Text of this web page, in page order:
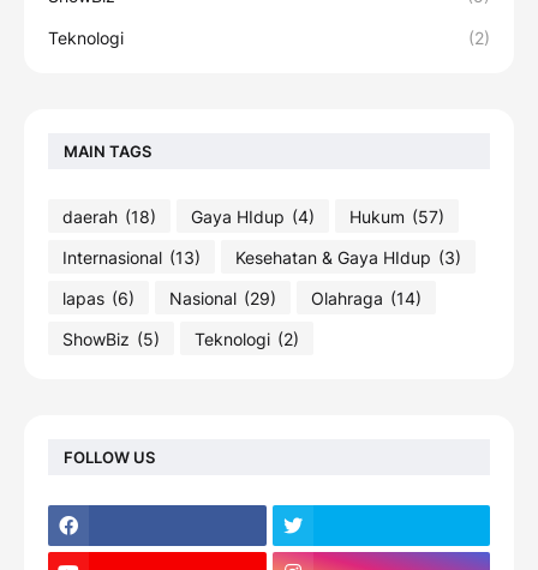
Teknologi (2)
MAIN TAGS
daerah (18) Gaya HIdup (4) Hukum (57)
Internasional (13) Kesehatan & Gaya HIdup (3)
lapas (6) Nasional (29) Olahraga (14)
ShowBiz (5) Teknologi (2)
FOLLOW US